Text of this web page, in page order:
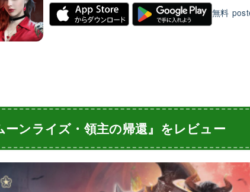
無料
ーンライズ・領主の帰還』をレビュー